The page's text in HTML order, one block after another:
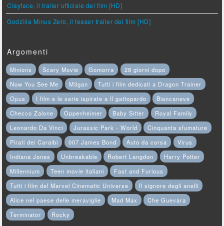
Clayface, il trailer ufficiale del film [HD]
Godzilla Minus Zero, il teaser trailer del film [HD]
Argomenti
Minions Scary Movie Gomorra
28 giorni dopo
Now You See Me
M3gan
Tutti i film dedicati a Dragon Trainer
Opus
I film e le serie ispirate a Il gattopardo
Biancaneve
Checco Zalone
Oppenheimer Baby Sitter
Royal Family
Leonardo Da Vinci
Jurassic Park - World
Cinquanta sfumature
Pirati dei Caraibi
007 James Bond Auto da corsa
Virus
Indiana Jones
Unbreakable Robert Langdon
Harry Potter
Millennium
Teen movie italiani
Fast and Furious
Tutti i film del Marvel Cinematic Universe
Il signore degli anelli
Alice nel paese delle meraviglie
Mad Max
Che Guevara
Terminator
Rocky